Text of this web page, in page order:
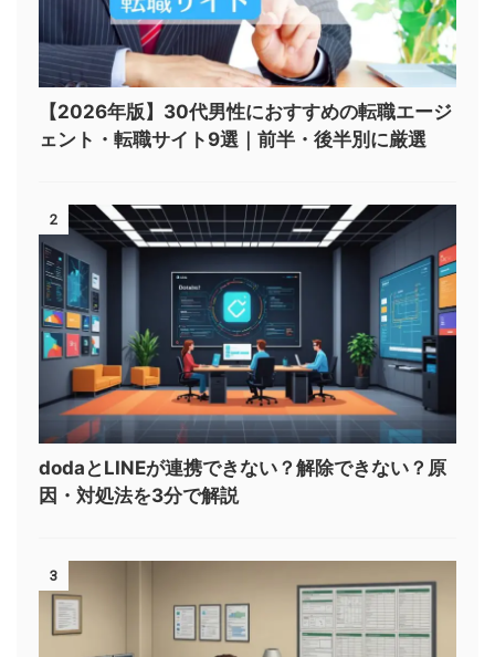
【2026年版】30代男性におすすめの転職エージ
ェント・転職サイト9選｜前半・後半別に厳選
2
dodaとLINEが連携できない？解除できない？原
因・対処法を3分で解説
3